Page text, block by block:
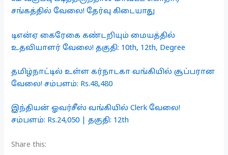
சங்கத்தில் வேலை! தேர்வு கிடையாது
டிஎன்ஏ கைரேகை கண்டறியும் மையத்தில்
உதவியாளர் வேலை! தகுதி: 10th, 12th, Degree
தமிழ்நாட்டில் உள்ள கர்நாடகா வங்கியில் சூப்பரான
வேலை! சம்பளம்: Rs.48,480
இந்தியன் ஓவர்சீஸ் வங்கியில் Clerk வேலை!
சம்பளம்: Rs.24,050 | தகுதி: 12th
Share this: